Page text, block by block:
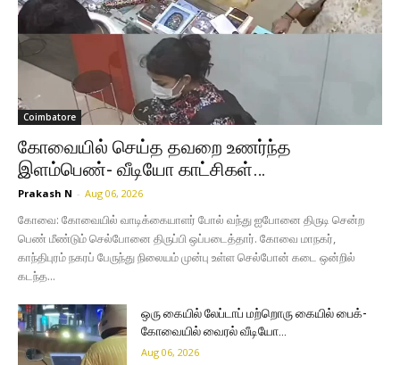
Coimbatore
கோவையில் செய்த தவறை உணர்ந்த
இளம்பெண்- வீடியோ காட்சிகள்…
Prakash N - Aug 06, 2026
கோவை: கோவையில் வாடிக்கையாளர் போல் வந்து ஐபோனை திருடி சென்ற
பெண் மீண்டும் செல்போனை திருப்பி ஒப்படைத்தார். கோவை மாநகர்,
காந்திபுரம் நகரப் பேருந்து நிலையம் முன்பு உள்ள செல்போன் கடை ஒன்றில்
கடந்த...
ஒரு கையில் லேப்டாப் மற்றொரு கையில் பைக்-
கோவையில் வைரல் வீடியோ…
Aug 06, 2026